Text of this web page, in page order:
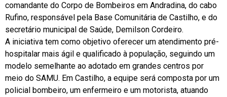
comandante do Corpo de Bombeiros em Andradina, do cabo
Rufino, responsável pela Base Comunitária de Castilho, e do
secretário municipal de Saúde, Demilson Cordeiro.
A iniciativa tem como objetivo oferecer um atendimento pré-
hospitalar mais ágil e qualificado à população, seguindo um
modelo semelhante ao adotado em grandes centros por
meio do SAMU. Em Castilho, a equipe será composta por um
policial bombeiro, um enfermeiro e um motorista, atuando